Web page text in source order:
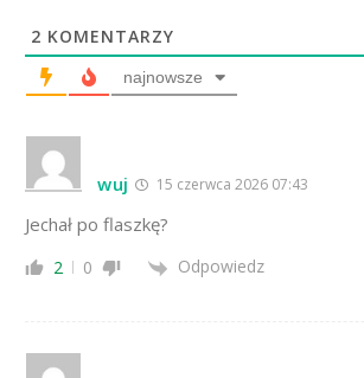
2 KOMENTARZY
najnowsze
wuj 15 czerwca 2026 07:43
Jechał po flaszkę?
2 0 Odpowiedz